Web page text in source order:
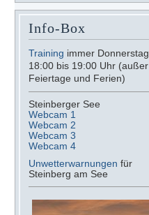
Info-Box
Training immer Donnerstag
18:00 bis 19:00 Uhr (außer
Feiertage und Ferien)
Steinberger See
Webcam 1
Webcam 2
Webcam 3
Webcam 4
Unwetterwarnungen für
Steinberg am See